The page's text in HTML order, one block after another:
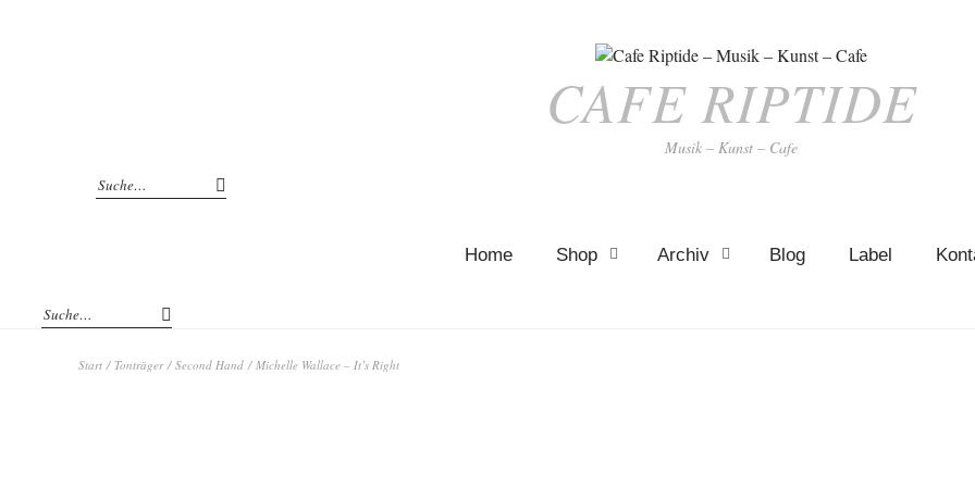
CAFE RIPTIDE
Musik – Kunst – Cafe
Home Shop Archiv Blog Label
Start / Tonträger/ Second Hand / Michelle Wallace – It’s Right